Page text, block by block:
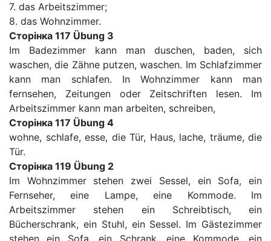
7. das Arbeitszimmer;
8. das Wohnzimmer.
Сторінка 117 Übung 3
Im Badezimmer kann man duschen, baden, sich
waschen, die Zähne putzen, waschen. Im Schlafzimmer
kann man schlafen. In Wohnzimmer kann man
fernsehen, Zeitungen oder Zeitschriften lesen. Im
Arbeitszimmer kann man arbeiten, schreiben,
Сторінка 117 Übung 4
wohne, schlafe, esse, die Tür, Haus, lache, träume, die
Tür.
Сторінка 119 Übung 2
Im Wohnzimmer stehen zwei Sessel, ein Sofa, ein
Fernseher, eine Lampe, eine Kommode. Im
Arbeitszimmer stehen ein Schreibtisch, ein
Bücherschrank, ein Stuhl, ein Sessel. Im Gästezimmer
stehen ein Sofa, ein Schrank, eine Kommode, ein